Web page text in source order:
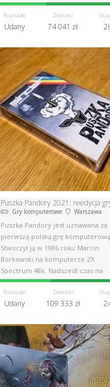
rzucone.
Pozostało
Udany
Zebrano
74 041 zł
Puszka Pandory 2021: reedycja
Gry komputerowe Warszawa
Puszka Pandory jest uznawana za
pierwszą polską grę
Stworzył ją w 1986 roku Marcin
Borkowski na komputerze ZX
Spectrum 48k. Nadszedł czas na
wyjątkową reedycję!
Pozostało
Udany
Zebrano
109 333 zł